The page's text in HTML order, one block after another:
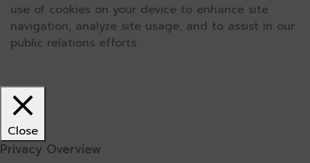
use of cookies on your device to enhance site
navigation, analyze site usage, and to assist in our
public relations efforts.
Close
Privacy Overview